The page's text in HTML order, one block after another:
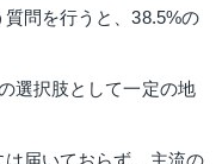
問を行うと、38.5%の
選択肢として一定の地
届いておらず、主流の